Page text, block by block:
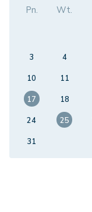
Pn. Wt.
3
4
10
11
17
18
24
25
31